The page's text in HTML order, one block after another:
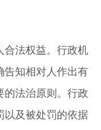
合法权益。行政机
告知相对人作出有
的法治原则。行政
以及被处罚的依据